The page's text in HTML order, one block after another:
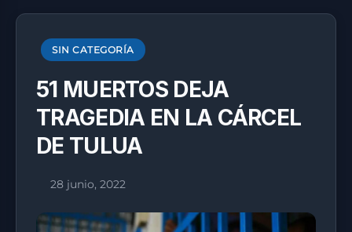
SIN CATEGORÍA
51 MUERTOS DEJA
TRAGEDIA EN LA CÁRCEL
DE TULUA
28 junio, 2022